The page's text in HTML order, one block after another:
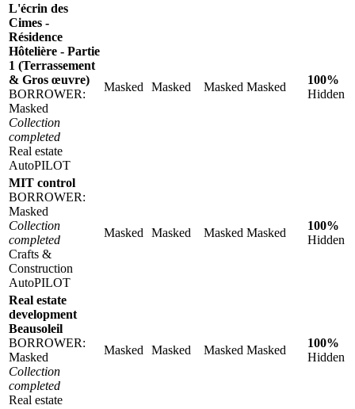
L'écrin des
Cimes -
Résidence
Hôtelière - Partie
1 (Terrassement
& Gros œuvre)
BORROWER:
Masked
Collection
completed
Real estate
AutoPILOT
Masked Masked Masked Masked
100%
Hidden
MIT control
BORROWER:
Masked
Collection
completed
Crafts &
Construction
AutoPILOT
Masked Masked Masked Masked
100%
Hidden
Real estate
development
Beausoleil
BORROWER:
Masked
Collection
completed
Real estate
Masked Masked Masked Masked
100%
Hidden